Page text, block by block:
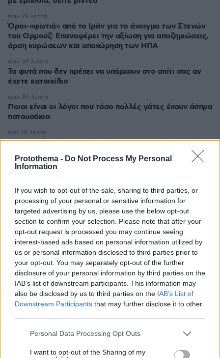
Protothema - Do Not Process My Personal
Information
If you wish to opt-out of the sale, sharing to third parties, or
processing of your personal or sensitive information for
targeted advertising by us, please use the below opt-out
section to confirm your selection. Please note that after your
opt-out request is processed you may continue seeing
interest-based ads based on personal information utilized by
us or personal information disclosed to third parties prior to
your opt-out. You may separately opt-out of the further
disclosure of your personal information by third parties on the
IAB’s list of downstream participants. This information may
also be disclosed by us to third parties on the IAB’s List of
Downstream Participants that may further disclose it to other
Please note that this website/app uses one or more Google
not limited to your visit or usage behaviour. You may click to
Personal Data Processing Opt Outs
I want to opt-out of the Sharing of my
Όροι-«φωτιά» από το Ιράν για το άνοιγμα των Στενών
του Ορμούζ: Επαναφέρει την αξίωση για αποζημιώσεις,
άρση κυρώσεων και αποχώρηση των ΗΠΑ
πριν 29 λεπτά
Τα φυτά που δεν πρέπει να υπάρχουν στο σπίτι σας αν
έχετε κατοικίδιο
πριν 30 λεπτά
Ποιοι είναι οι λόγοι που τόσο πολλές γάτες έχουν άσπρα
πατουσάκια
πριν 30 λεπτά
Δύο νέοι ξενώνες παραδόθηκαν στις Ένοπλες Δυνάμεις
πριν 31 λεπτά
απροσδόκητο κόλπο που θα σας βοηθήσει
πριν 40 λεπτά
Άγριος ξυλοδαρμός 51χρονου στο Ρέθυμνο, πέντε
συλλήψεις
πριν 41 λεπτά
Συγκίνηση στη Νέα Φιλαδέλφεια τρία χρόνια μετά τη
δολοφονία του Μιχάλη Κατσουρή: ΑΕΚ και Athens
Kallithea τίμησαν τη μνήμη του, δείτε βίντεο και
φωτογραφίες
πριν μία ώρα
Συνδικαλιστής ψαράς που αποχώρησε από την Ελπίδα
κόμματος
πριν μία ώρα